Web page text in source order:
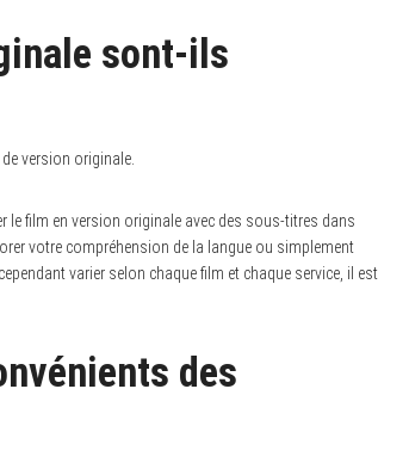
sont-ils
version originale.
le film en version originale avec des sous-titres dans
votre compréhension de la langue ou simplement
varier selon chaque film et chaque service, il est
des